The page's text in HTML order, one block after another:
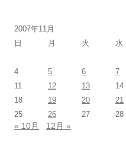
2007年11月
日
月 火 水
4
5 6 7
11
12 13 14
18
19 20 21
25
26 27 28
« 10月 12月 »